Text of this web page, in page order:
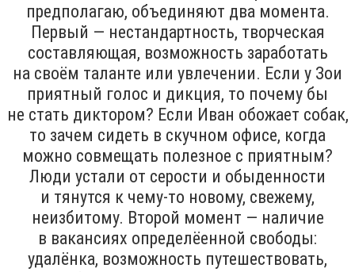
предполагаю, объединяют два момента.
Первый — нестандартность, творческая
составляющая, возможность заработать
на своём таланте или увлечении. Если у Зои
приятный голос и дикция, то почему бы
не стать диктором? Если Иван обожает собак,
то зачем сидеть в скучном офисе, когда
можно совмещать полезное с приятным?
Люди устали от серости и обыденности
и тянутся к чему-то новому, свежему,
неизбитому. Второй момент — наличие
в вакансиях определёенной свободы:
удалёнка, возможность путешествовать,